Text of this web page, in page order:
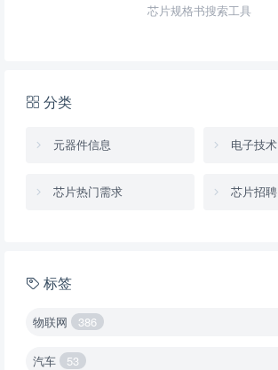
芯片规格书搜索工具
分类
元器件信息 电子技术
芯片热门需求 芯片招聘
标签
物联网 386
汽车 53